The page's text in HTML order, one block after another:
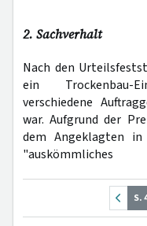
2. Sachverhalt
Nach den
ein Trockenbau-
verschiedene
war. Aufgrund der
dem Angeklagten
"auskömmliches
S.